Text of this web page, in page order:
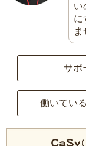
い
に
ま
サポ
働いてい